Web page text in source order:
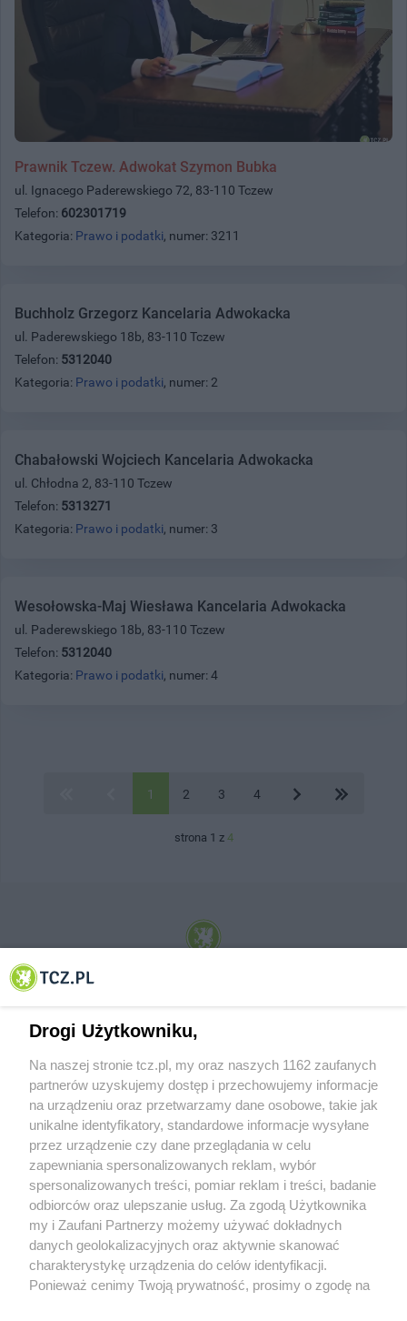
Prawnik Tczew. Adwokat Szymon Bubka
ul. Ignacego Paderewskiego 72, 83-110 Tczew
Telefon: 602301719
Kategoria: Prawo i podatki, numer: 3211
Buchholz Grzegorz Kancelaria Adwokacka
ul. Paderewskiego 18b, 83-110 Tczew
Telefon: 5312040
Kategoria: Prawo i podatki, numer: 2
Chabałowski Wojciech Kancelaria Adwokacka
ul. Chłodna 2, 83-110 Tczew
Telefon: 5313271
Kategoria: Prawo i podatki, numer: 3
Wesołowska-Maj Wiesława Kancelaria Adwokacka
ul. Paderewskiego 18b, 83-110 Tczew
Telefon: 5312040
Kategoria: Prawo i podatki, numer: 4
1 2 3 4
strona 1 z 4
© 2001-2026 Tczew - TCZ.PL Sp. z o.o. Internetowy Serwis Informacyjny Miasta
O FIRMIE POLITYKA PRYWATNOŚCI HOSTING
REKLAMA WSPÓŁPRACA RSS FACEBOOK KONTAKT
Nasze serwisy
Aktualności
Tcz24
Muzyka i kultura
Archiwum wydarzeń
Drogi Użytkowniku,
Na naszej stronie tcz.pl, my oraz naszych 1162 zaufanych
partnerów uzyskujemy dostęp i przechowujemy informacje
na urządzeniu oraz przetwarzamy dane osobowe, takie jak
unikalne identyfikatory, standardowe informacje wysyłane
przez urządzenie czy dane przeglądania w celu
zapewniania spersonalizowanych reklam, wybór
spersonalizowanych treści, pomiar reklam i treści, badanie
odbiorców oraz ulepszanie usług. Za zgodą Użytkownika
my i Zaufani Partnerzy możemy używać dokładnych
danych geolokalizacyjnych oraz aktywnie skanować
charakterystykę urządzenia do celów identyfikacji.
Ponieważ cenimy Twoją prywatność, prosimy o zgodę na